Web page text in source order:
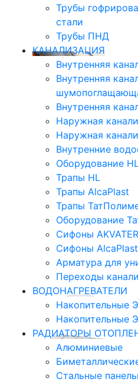
Трубы
стали
Трубы ПНД
КАНАЛИЗАЦИЯ
Внутренняя
Внутренняя
Внутренняя
Наружная
Наружная
Внутренние
Оборудование
Трапы HL
Трапы AlcaPlast
Трапы
Оборудование
Сифоны AKVATER
Сифоны AlcaPlast
Арматура для
Переходы
ВОДОНАГРЕВАТЕЛИ
Накопительные
Накопительные
РАДИАТОРЫ
Алюминиевые
Стальные